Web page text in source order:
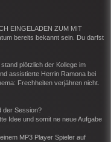
EINGELADEN ZUM MIT
bereits bekannt sein. Du darfst
plötzlich der Kollege im
assistierte Herrin Ramona bei
Frechheiten verjähren nicht.
der Session?
Idee und somit ne neue Aufgabe
MP3 Player Spieler auf